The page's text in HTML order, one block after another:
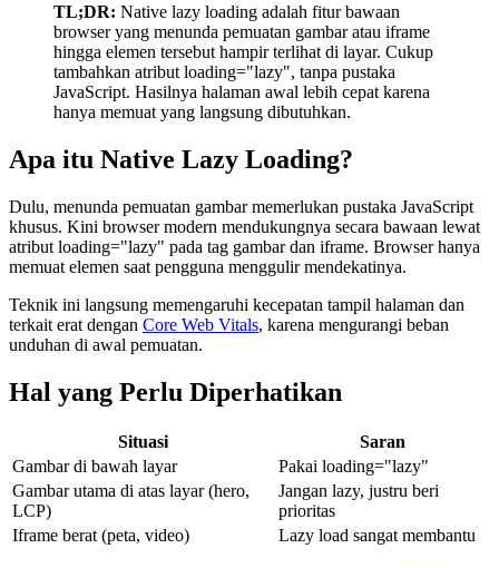
TL;DR: Native lazy loading adalah fitur bawaan
browser yang menunda pemuatan gambar atau iframe
hingga elemen tersebut hampir terlihat di layar. Cukup
tambahkan atribut loading="lazy", tanpa pustaka
JavaScript. Hasilnya halaman awal lebih cepat karena
hanya memuat yang langsung dibutuhkan.
Apa itu Native Lazy Loading?
Dulu, menunda pemuatan gambar memerlukan pustaka JavaScript
khusus. Kini browser modern mendukungnya secara bawaan lewat
atribut loading="lazy" pada tag gambar dan iframe. Browser hanya
memuat elemen saat pengguna menggulir mendekatinya.
Teknik ini langsung memengaruhi kecepatan tampil halaman dan
terkait erat dengan Core Web Vitals, karena mengurangi beban
unduhan di awal pemuatan.
Hal yang Perlu Diperhatikan
Situasi
Saran
Gambar di bawah layar
Pakai loading="lazy"
Gambar utama di atas layar (hero,
LCP)
Jangan lazy, justru beri
prioritas
Iframe berat (peta, video)
Lazy load sangat membantu